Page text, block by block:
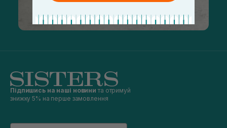
Підпишись на наші новини та отримуй
знижку 5% на перше замовлення